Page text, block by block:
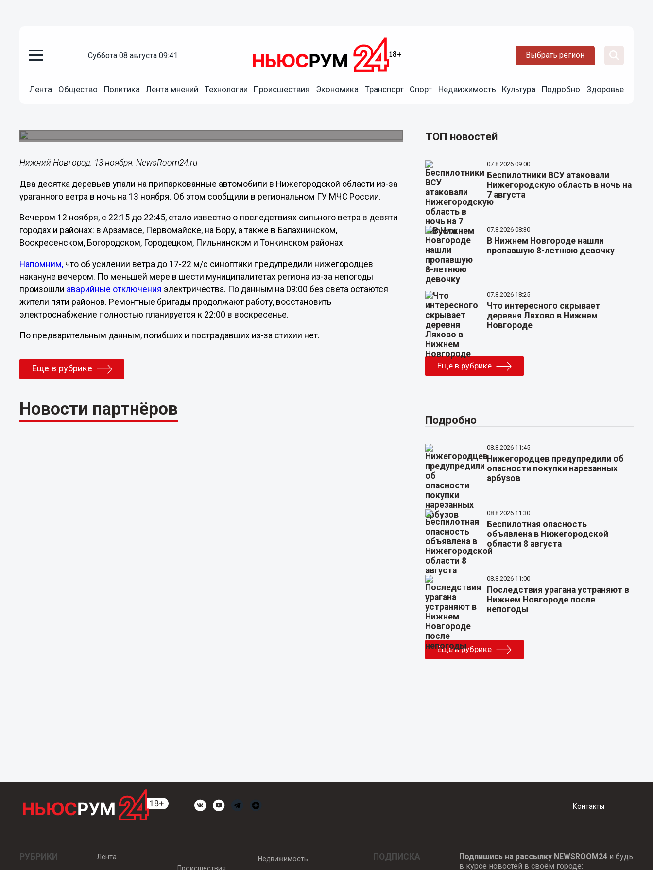
суббота 08 августа 09:41 Выбрать регион
Лента Общество Политика Лента мнений Технологии Происшествия Экономика Транспорт Спорт Недвижимость Культура Подробно Здоровье
Около 20 деревьев упали на машины из-за ветра в
Нижний Новгород. 13 ноября. NewsRoom24.ru -
Два десятка деревьев упали на припаркованные автомобили в Нижегородской области из-за
ураганного ветра в ночь на 13 ноября. Об этом сообщили в региональном ГУ МЧС России.
Вечером 12 ноября, с 22:15 до 22:45, стало известно о последствиях сильного ветра в девяти
городах и районах: в Арзамасе, Первомайске, на Бору, а также в Балахнинском,
Воскресенском, Богородском, Городецком, Пильнинском и Тонкинском районах.
Напомним, что об усилении ветра до 17-22 м/с синоптики предупредили нижегородцев
накануне вечером. По меньшей мере в шести муниципалитетах региона из-за непогоды
произошли аварийные отключения электричества. По данным на 09:00 без света остаются
жители пяти районов. Ремонтные бригады продолжают работу, восстановить
электроснабжение полностью планируется к 22:00 в воскресенье.
По предварительным данным, погибших и пострадавших из-за стихии нет.
Еще в рубрике
Новости партнёров
ТОП новостей
07.8.2026 09:00
Беспилотники ВСУ атаковали
Нижегородскую область в ночь на
7 августа
07.8.2026 08:30
В Нижнем Новгороде нашли
пропавшую 8-летнюю девочку
07.8.2026 18:25
Что интересного скрывает
деревня Ляхово в Нижнем
Новгороде
Еще в рубрике
Подробно
08.8.2026 11:45
Нижегородцев предупредили об
опасности покупки нарезанных
арбузов
08.8.2026 11:30
Беспилотная опасность
объявлена в Нижегородской
области 8 августа
08.8.2026 11:00
Последствия урагана устраняют в
Нижнем Новгороде после
непогоды
Еще в рубрике
Контакты
РУБРИКИ
Лента
Происшествия
Недвижимость ПОДПИСКА Подпишись на рассылку NEWSROOM24и будь
в курсе новостей в своём городе: